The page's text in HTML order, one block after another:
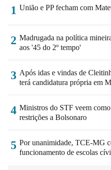
1 União e PP fecham com
2 Madrugada na política
aos '45 do 2º tempo'
3 Após idas e vindas de
terá candidatura própria em
4 Ministros do STF veem
restrições a Bolsonaro
5 Por unanimidade, TCE-MG
funcionamento de escolas